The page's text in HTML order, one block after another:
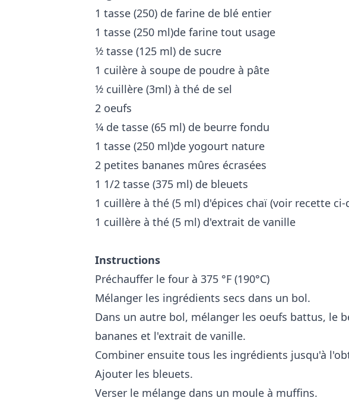
1 tasse (250) de farine de blé entier
1 tasse (250 ml)de farine tout usage
1⁄2 tasse (125 ml) de sucre
1 cuilère à soupe de poudre à pâte
1⁄2 cuillère (3ml) à thé de sel
2 oeufs
1⁄4 de tasse (65 ml) de beurre fondu
1 tasse (250 ml)de yogourt nature
2 petites bananes mûres écrasées
1 1/2 tasse (375 ml) de bleuets
1 cuillère à thé (5 ml) d'épices chaï (voir recette ci-
1 cuillère à thé (5 ml) d'extrait de vanille
Instructions
Préchauffer le four à 375 °F (190°C)
Mélanger les ingrédients secs dans un bol.
Dans un autre bol, mélanger les oeufs battus, le
bananes et l'extrait de vanille.
Combiner ensuite tous les ingrédients jusqu'à
Ajouter les bleuets.
Verser le mélange dans un moule à muffins.